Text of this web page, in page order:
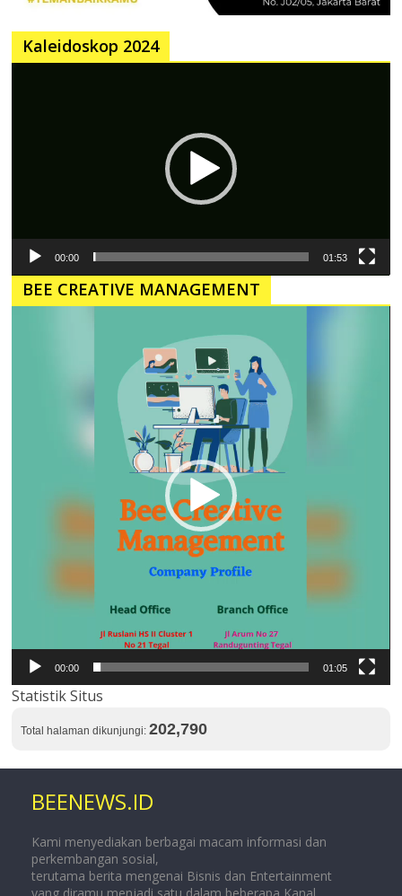
Kaleidoskop 2024
00:00 01:53
BEE CREATIVE MANAGEMENT
00:00 01:05
Statistik Situs
Total halaman dikunjungi:202,790
BEENEWS.ID
Kami menyediakan berbagai macam informasi dan
perkembangan sosial,
terutama berita mengenai Bisnis dan Entertainment
yang diramu menjadi satu dalam beberapa Kanal.